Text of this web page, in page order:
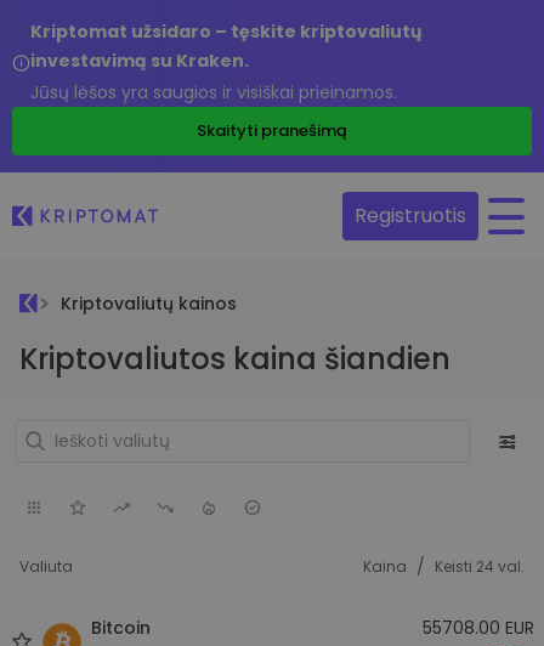
Kriptomat užsidaro – tęskite kriptovaliutų
investavimą su Kraken.
Jūsų lėšos yra saugios ir visiškai prieinamos.
Skaityti pranešimą
Registruotis
Kriptovaliutų kainos
Kriptovaliutos kaina šiandien
Valiuta Kaina / Keisti 24 val.
Bitcoin
55708.00 EUR